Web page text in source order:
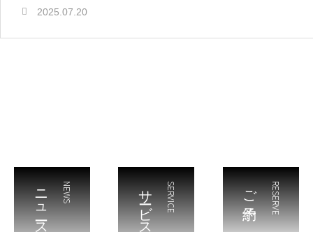
2025.07.20
NEWS
ニュース SERVICE
サービス RESERVE
ご予約